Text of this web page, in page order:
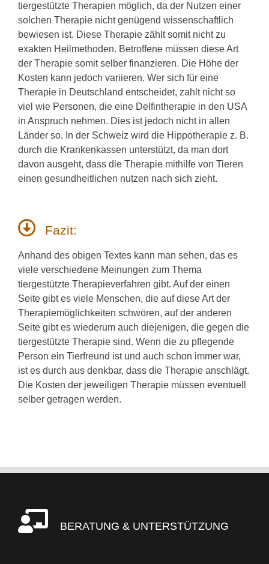
tiergestützte Therapien möglich, da der Nutzen einer
solchen Therapie nicht genügend wissenschaftlich
bewiesen ist. Diese Therapie zählt somit nicht zu
exakten Heilmethoden. Betroffene müssen diese Art
der Therapie somit selber finanzieren. Die Höhe der
Kosten kann jedoch variieren. Wer sich für eine
Therapie in Deutschland entscheidet, zahlt nicht so
viel wie Personen, die eine Delfintherapie in den USA
in Anspruch nehmen. Dies ist jedoch nicht in allen
Länder so. In der Schweiz wird die Hippotherapie z. B.
durch die Krankenkassen unterstützt, da man dort
davon ausgeht, dass die Therapie mithilfe von Tieren
einen gesundheitlichen nutzen nach sich zieht.
Fazit:
Anhand des obigen Textes kann man sehen, das es
viele verschiedene Meinungen zum Thema
tiergestützte Therapieverfahren gibt. Auf der einen
Seite gibt es viele Menschen, die auf diese Art der
Therapiemöglichkeiten schwören, auf der anderen
Seite gibt es wiederum auch diejenigen, die gegen die
tiergestützte Therapie sind. Wenn die zu pflegende
Person ein Tierfreund ist und auch schon immer war,
ist es durch aus denkbar, dass die Therapie anschlägt.
Die Kosten der jeweiligen Therapie müssen eventuell
selber getragen werden.
BERATUNG & UNTERSTÜTZUNG